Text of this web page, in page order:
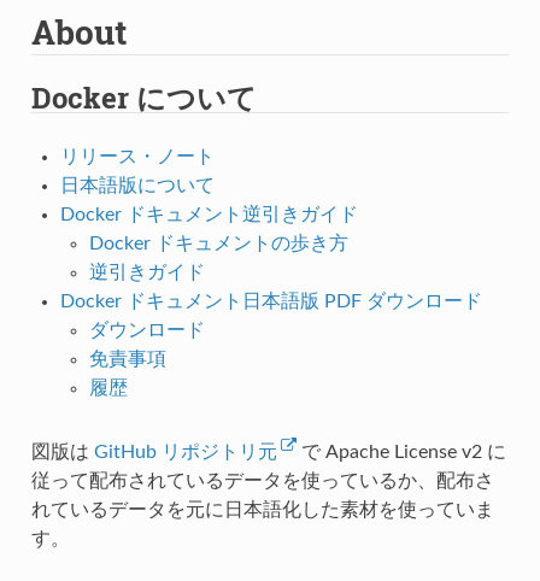
About
Docker について
リリース・ノート
日本語版について
Docker ドキュメント逆引きガイド
Docker ドキュメントの歩き方
逆引きガイド
Docker ドキュメント日本語版 PDF ダウンロード
ダウンロード
免責事項
履歴
図版は GitHub リポジトリ元
で Apache License v2 に
従って配布されているデータを使っているか、配布さ
れているデータを元に日本語化した素材を使っていま
す。